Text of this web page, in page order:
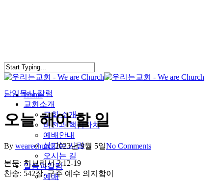
search
Menu Home
교회소개
교회 소개
비전과 핵심가치
예배안내
섬기는 사람
오시는 길
말씀과칼럼
예배
담임목사 칼럼
오늘 해야 할 일
By wearechurch2023년 9월 5일No Comments
본문: 히브리서 3:12-19
찬송: 542장. 구주 예수 의지함이